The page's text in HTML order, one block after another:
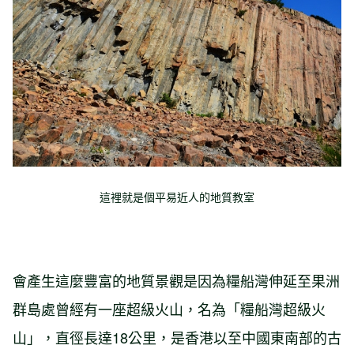
這裡就是個平易近人的地質教室
會產生這麼豐富的地質景觀是因為糧船灣伸延至果洲
群島處曾經有一座超級火山，名為「糧船灣超級火
山」，直徑長達18公里，是香港以至中國東南部的古